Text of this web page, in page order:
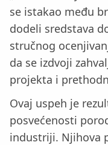
se istakao među
dodeli sredstava
stručnog
da se izdvoji
projekta i
Ovaj uspeh je
posvećenosti
industriji. Njihova